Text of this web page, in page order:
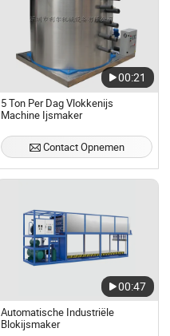
00:21
5 Ton Per Dag Vlokkenijs
Machine Ijsmaker
Contact Opnemen
00:47
Automatische Industriële
Blokijsmaker